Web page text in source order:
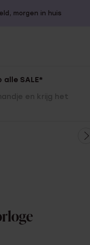
morgen in huis
SALE*
en krijg het